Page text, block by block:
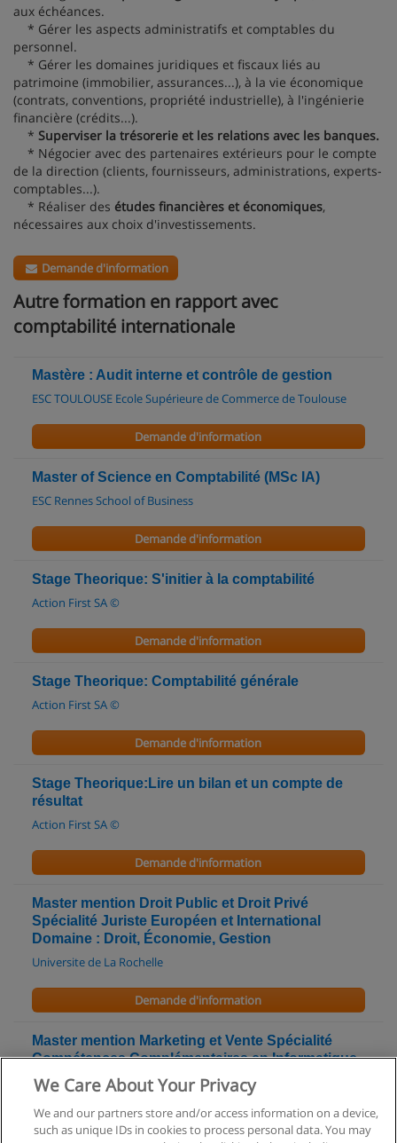
aux échéances.
* Gérer les aspects administratifs et comptables du
personnel.
* Gérer les domaines juridiques et fiscaux liés au
patrimoine (immobilier, assurances...), à la vie économique
(contrats, conventions, propriété industrielle), à l'ingénierie
financière (crédits...).
* Superviser la trésorerie et les relations avec les banques.
* Négocier avec des partenaires extérieurs pour le compte
de la direction (clients, fournisseurs, administrations, experts-
comptables...).
* Réaliser des études financières et économiques,
nécessaires aux choix d'investissements.
Demande d'information
Autre formation en rapport avec
comptabilité internationale
Mastère : Audit interne et contrôle de gestion
ESC TOULOUSE Ecole Supérieure de Commerce de Toulouse
Demande d'information
Master of Science en Comptabilité (MSc IA)
ESC Rennes School of Business
Demande d'information
Stage Theorique: S'initier à la comptabilité
Action First SA ©
Demande d'information
Stage Theorique: Comptabilité générale
Action First SA ©
Demande d'information
Stage Theorique:Lire un bilan et un compte de
résultat
Action First SA ©
Demande d'information
Master mention Droit Public et Droit Privé
Spécialité Juriste Européen et International
Domaine : Droit, Économie, Gestion
Universite de La Rochelle
Demande d'information
Master mention Marketing et Vente Spécialité
Compétences Complémentaires en Informatique
(M2) Domaine : Droit, Économie, Gestion
Demande d'information
We Care About Your Privacy
We and our partners store and/or access information on a device,
such as unique IDs in cookies to process personal data. You may